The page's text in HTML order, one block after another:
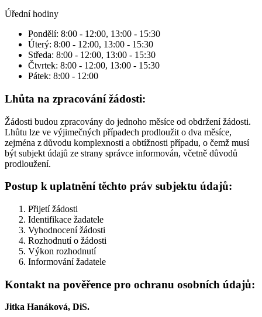
Úřední hodiny
Pondělí: 8:00 - 12:00, 13:00 - 15:30
Úterý: 8:00 - 12:00, 13:00 - 15:30
Středa: 8:00 - 12:00, 13:00 - 15:30
Čtvrtek: 8:00 - 12:00, 13:00 - 15:30
Pátek: 8:00 - 12:00
Lhůta na zpracování žádosti:
Žádosti budou zpracovány do jednoho měsíce od obdržení žádosti.
Lhůtu lze ve výjimečných případech prodloužit o dva měsíce,
zejména z důvodu komplexnosti a obtížnosti případu, o čemž musí
být subjekt údajů ze strany správce informován, včetně důvodů
prodloužení.
Postup k uplatnění těchto práv subjektu údajů:
Přijetí žádosti
Identifikace žadatele
Vyhodnocení žádosti
Rozhodnutí o žádosti
Výkon rozhodnutí
Informování žadatele
Kontakt na pověřence pro ochranu osobních údajů:
Jitka Hanáková, DiS.